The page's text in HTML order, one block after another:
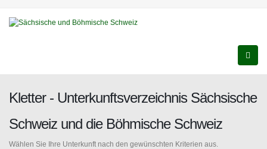
Kletter - Unterkunftsverzeichnis Sächsische
Schweiz und die Böhmische Schweiz
Wählen Sie Ihre Unterkunft nach den gewünschten Kriterien aus.